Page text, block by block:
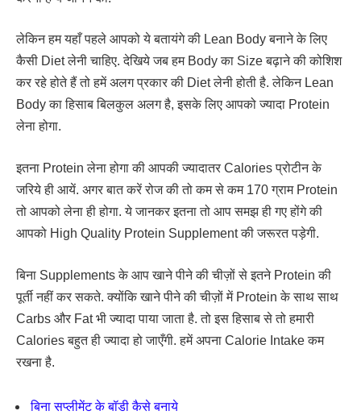
लेकिन हम यहाँ पहले आपको ये बतायंगे की Lean Body बनाने के लिए
कैसी Diet लेनी चाहिए. देखिये जब हम Body का Size बढ़ाने की कोशिश
कर रहे होते हैं तो हमें अलग प्रकार की Diet लेनी होती है. लेकिन Lean
Body का हिसाब बिलकुल अलग है, इसके लिए आपको ज्यादा Protein
लेना होगा.
इतना Protein लेना होगा की आपकी ज्यादातर Calories प्रोटीन के
जरिये ही आयें. अगर बात करें रोज की तो कम से कम 170 ग्राम Protein
तो आपको लेना ही होगा. ये जानकर इतना तो आप समझ ही गए होंगे की
आपको High Quality Protein Supplement की जरूरत पड़ेगी.
बिना Supplements के आप खाने पीने की चीज़ों से इतने Protein की
पूर्ती नहीं कर सकते. क्योंकि खाने पीने की चीज़ों में Protein के साथ साथ
Carbs और Fat भी ज्यादा पाया जाता है. तो इस हिसाब से तो हमारी
Calories बहुत ही ज्यादा हो जाएँगी. हमें अपना Calorie Intake कम
रखना है.
बिना सप्लीमेंट के बॉडी कैसे बनाये